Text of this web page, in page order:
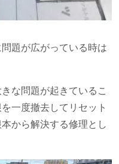
題が広がっている時は
な問題が起きているこ
一度撤去してリセット
から解決する修理とし